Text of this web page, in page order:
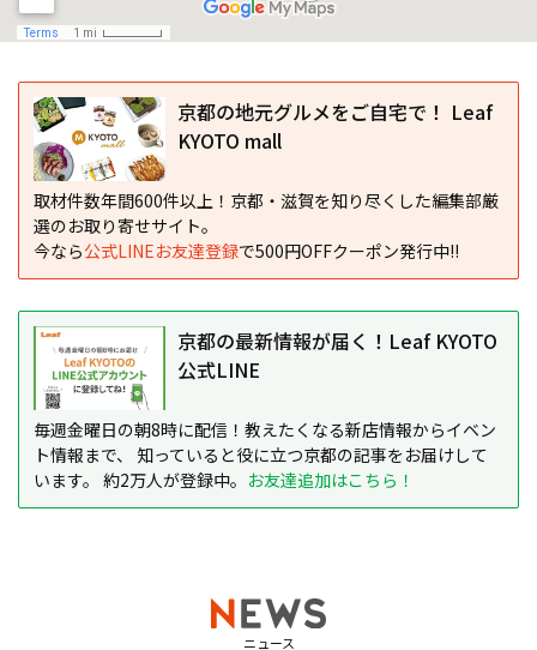
京都の地元グルメをご自宅で！ Leaf
KYOTO mall
取材件数年間600件以上！京都・滋賀を知り尽くした編集部厳
選のお取り寄せサイト。
今なら公式LINEお友達登録で500円OFFクーポン発行中!!
京都の最新情報が届く！Leaf KYOTO
公式LINE
毎週金曜日の朝8時に配信！教えたくなる新店情報からイベン
ト情報まで、 知っていると役に立つ京都の記事をお届けして
います。 約2万人が登録中。 お友達追加はこちら！
ニュース